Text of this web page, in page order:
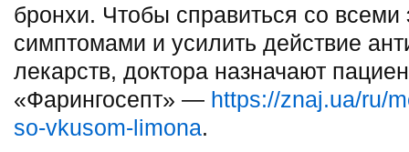
бронхи. Чтобы справиться со
симптомами и усилить действие
лекарств, доктора назначают
«Фарингосепт» — https://znaj.ua/ru/
so-vkusom-limona.